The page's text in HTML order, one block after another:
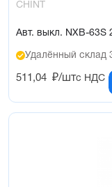
CHINT
Авт. выкл. NXB-63S
Удалённый склад
511,04 ₽/штс НДС